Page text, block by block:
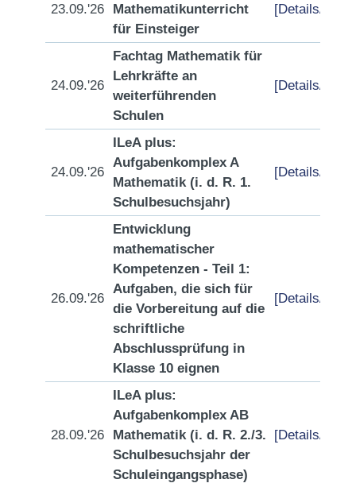
23.09.'26 Mathematikunterricht
für Einsteiger
[Details/
24.09.'26
Fachtag Mathematik für
Lehrkräfte an
weiterführenden
Schulen
[Details/
24.09.'26
ILeA plus:
Aufgabenkomplex A
Mathematik (i. d. R. 1.
Schulbesuchsjahr)
[Details/
26.09.'26
Entwicklung
mathematischer
Kompetenzen - Teil 1:
Aufgaben, die sich für
die Vorbereitung auf die
schriftliche
Abschlussprüfung in
Klasse 10 eignen
[Details/
28.09.'26
ILeA plus:
Aufgabenkomplex AB
Mathematik (i. d. R. 2./3.
Schulbesuchsjahr der
Schuleingangsphase)
[Details/